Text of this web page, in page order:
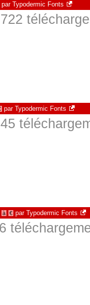
par Typodermic Fonts
par Typodermic Fonts
à € par Typodermic Fonts